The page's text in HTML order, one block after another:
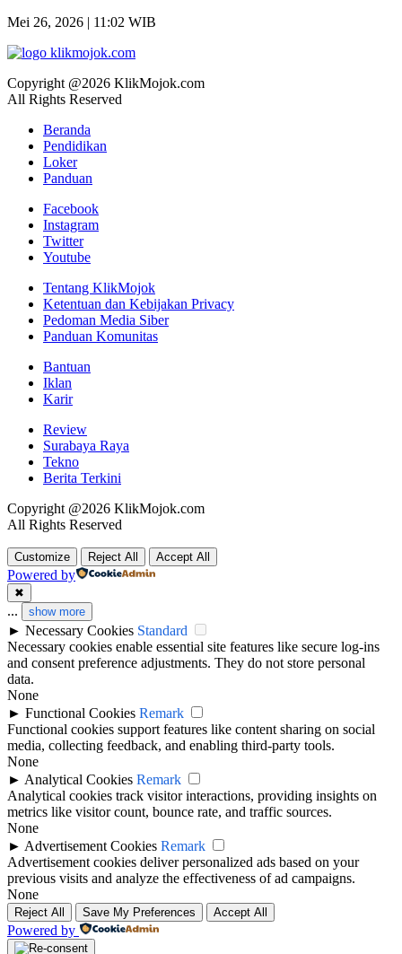
Mei 26, 2026 | 11:02 WIB
Copyright @2026 KlikMojok.com
All Rights Reserved
Beranda
Pendidikan
Loker
Panduan
Facebook
Instagram
Twitter
Youtube
Tentang KlikMojok
Ketentuan dan Kebijakan Privacy
Pedoman Media Siber
Panduan Komunitas
Bantuan
Iklan
Karir
Review
Surabaya Raya
Tekno
Berita Terkini
Copyright @2026 KlikMojok.com
All Rights Reserved
Customize Reject All Accept All
Powered by
✖
... show more
► Necessary Cookies Standard
Necessary cookies enable essential site features like secure log-ins
and consent preference adjustments. They do not store personal
data.
None
► Functional Cookies Remark
Functional cookies support features like content sharing on social
media, collecting feedback, and enabling third-party tools.
None
► Analytical Cookies Remark
Analytical cookies track visitor interactions, providing insights on
metrics like visitor count, bounce rate, and traffic sources.
None
► Advertisement Cookies Remark
Advertisement cookies deliver personalized ads based on your
previous visits and analyze the effectiveness of ad campaigns.
None
Reject All Save My Preferences Accept All
Powered by